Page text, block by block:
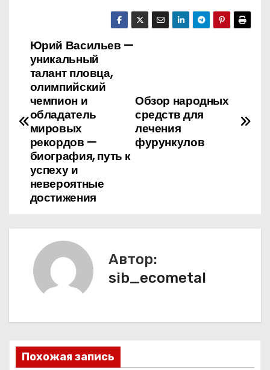
Н
и
и
з
а
Обзор народных
средств для
лечения
фурункулов
Юрий Васильев —
уникальный
талант пловца,
олимпийский
чемпион и
обладатель
мировых
рекордов —
биография, путь к
успеху и
невероятные
достижения
Автор:
sib_ecometal
Похожая запись